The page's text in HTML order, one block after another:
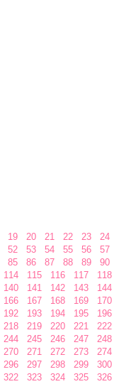
19 20 21 22 23 24
52 53 54 55 56 57
85 86 87 88 89 90
114 115 116 117 118
140 141 142 143 144
166 167 168 169 170
192 193 194 195 196
218 219 220 221 222
244 245 246 247 248
270 271 272 273 274
296 297 298 299 300
322 323 324 325 326